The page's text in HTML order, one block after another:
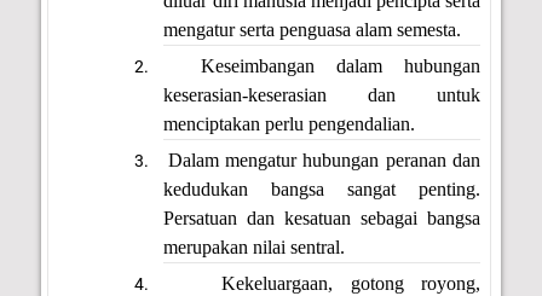
mengatur serta penguasa alam semesta.
Keseimbangan dalam hubungan
keserasian-keserasian dan untuk
menciptakan perlu pengendalian.
Dalam mengatur hubungan peranan dan
kedudukan bangsa sangat penting.
Persatuan dan kesatuan sebagai bangsa
merupakan nilai sentral.
Kekeluargaan, gotong royong,